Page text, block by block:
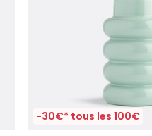
-30€* tous les 100€